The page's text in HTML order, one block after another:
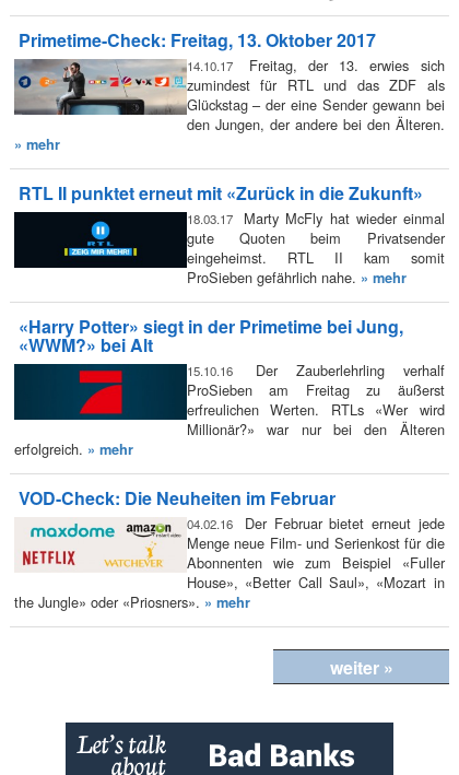
Primetime-Check: Freitag, 13. Oktober 2017
14.10.17
Freitag, der 13. erwies sich
zumindest für RTL und das ZDF als
Glückstag – der eine Sender gewann bei
den Jungen, der andere bei den Älteren.
» mehr
RTL II punktet erneut mit «Zurück in die Zukunft»
18.03.17
Marty McFly hat wieder einmal
gute Quoten beim Privatsender
eingeheimst. RTL II kam somit
ProSieben gefährlich nahe. » mehr
«Harry Potter» siegt in der Primetime bei Jung,
«WWM?» bei Alt
15.10.16
Der Zauberlehrling verhalf
ProSieben am Freitag zu äußerst
erfreulichen Werten. RTLs «Wer wird
Millionär?» war nur bei den Älteren
erfolgreich. » mehr
VOD-Check: Die Neuheiten im Februar
04.02.16
Der Februar bietet erneut jede
Menge neue Film- und Serienkost für die
Abonnenten wie zum Beispiel «Fuller
House», «Better Call Saul», «Mozart in
the Jungle» oder «Priosners». » mehr
weiter »